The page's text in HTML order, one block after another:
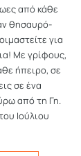
από κάθε
θησαυρό-
για
Με γρίφους,
ήπειρο, σε
σε ένα
από τη Γη.
Ιούλιου